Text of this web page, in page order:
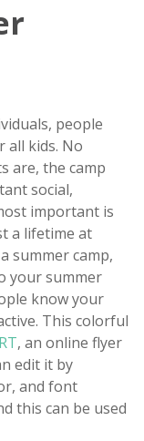
people
all kids. No
are, the camp
social,
important is
a lifetime at
summer camp,
your summer
know your
This colorful
, an online flyer
edit it by
and font
this can be used